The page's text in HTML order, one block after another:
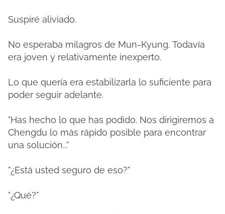
Suspiré aliviado.
No esperaba milagros de Mun-Kyung. Todavía
era joven y relativamente inexperto.
Lo que quería era estabilizarla lo suficiente para
poder seguir adelante.
"Has hecho lo que has podido. Nos dirigiremos a
Chengdu lo más rápido posible para encontrar
una solución..."
"¿Está usted seguro de eso?"
"¿Qué?"